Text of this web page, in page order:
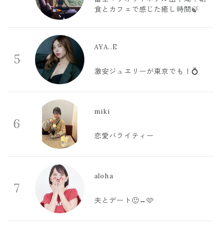
食とカフェで感じた癒し時間🍃
5
AYA..E
激安ジュエリーが東京でも！💍
6
miki
恋愛バライティー
7
aloha
夫とデート🙂‍↔️🩷